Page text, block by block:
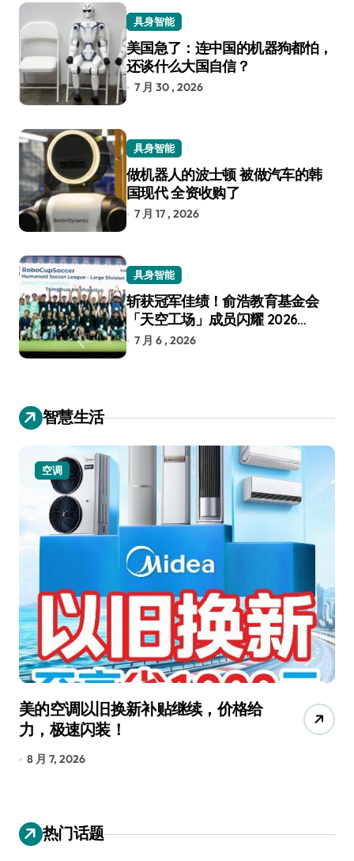
具身智能
美国急了：连中国的机器狗都怕，
还谈什么大国自信？
7 月 30 , 2026
具身智能
做机器人的波士顿 被做汽车的韩
国现代 全资收购了
7 月 17 , 2026
具身智能
斩获冠军佳绩！俞浩教育基金会
「天空工场」成员闪耀 2026
RoboCup 机器人世界杯
7 月 6 , 2026
智慧生活
空调
美的空调以旧换新补贴继续，价格给
力，极速闪装！
8 月 7, 2026
热门话题